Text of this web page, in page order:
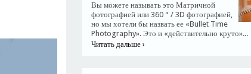
Вы можете называть это Матричной
фотографией или 360 ° / 3D фотографией,
но мы хотели бы назвать ее «Bullet Time
Photography». Это и «действительно круто»...
Читать дальше ›